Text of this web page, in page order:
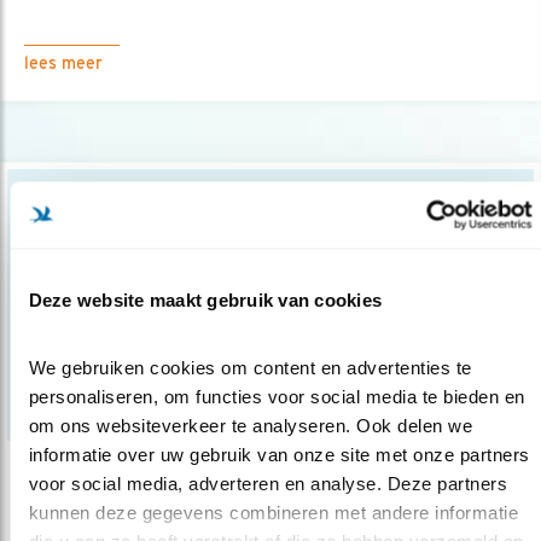
Deze website maakt gebruik van cookies
We gebruiken cookies om content en advertenties te
personaliseren, om functies voor social media te bieden en
om ons websiteverkeer te analyseren. Ook delen we
informatie over uw gebruik van onze site met onze partners
voor social media, adverteren en analyse. Deze partners
kunnen deze gegevens combineren met andere informatie
lees meer
Nieuws
Ontpoldering Hedwigepolder